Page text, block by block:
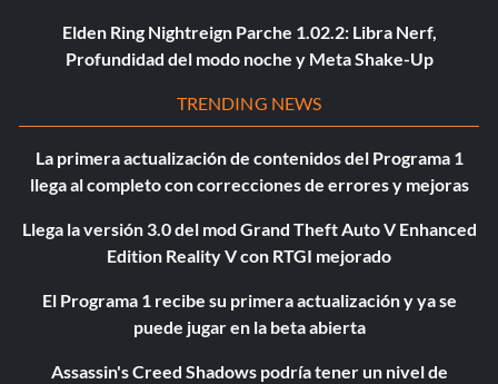
Elden Ring Nightreign Parche 1.02.2: Libra Nerf,
Profundidad del modo noche y Meta Shake-Up
TRENDING NEWS
La primera actualización de contenidos del Programa 1
llega al completo con correcciones de errores y mejoras
Llega la versión 3.0 del mod Grand Theft Auto V Enhanced
Edition Reality V con RTGI mejorado
El Programa 1 recibe su primera actualización y ya se
puede jugar en la beta abierta
Assassin's Creed Shadows podría tener un nivel de